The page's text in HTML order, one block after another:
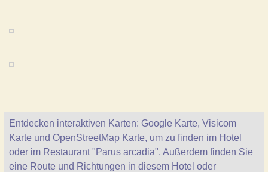
Entdecken interaktiven Karten: Google Karte, Visicom
Karte und OpenStreetMap Karte, um zu finden im Hotel
oder im Restaurant "Parus arcadia". Außerdem finden Sie
eine Route und Richtungen in diesem Hotel oder